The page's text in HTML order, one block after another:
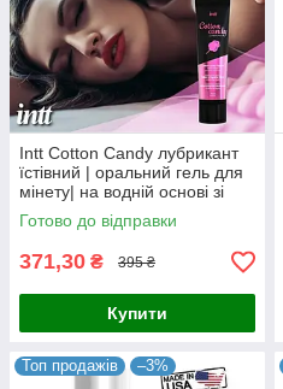
Intt Cotton Candy лубрикант
їстівний | оральний гель для
мінету| на водній основі зі
смаком «Солодкої Вати» 100
мл Португалія
Готово до відправки
371,30 ₴ 395 ₴
Купити
Топ продажів –3%